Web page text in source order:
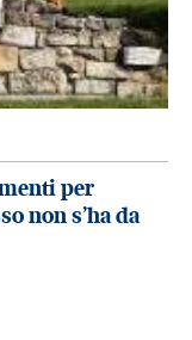
per
non s’ha da